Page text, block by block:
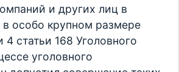
и других лиц в
особо крупном размере
4 статьи 168 Уголовного
уголовного